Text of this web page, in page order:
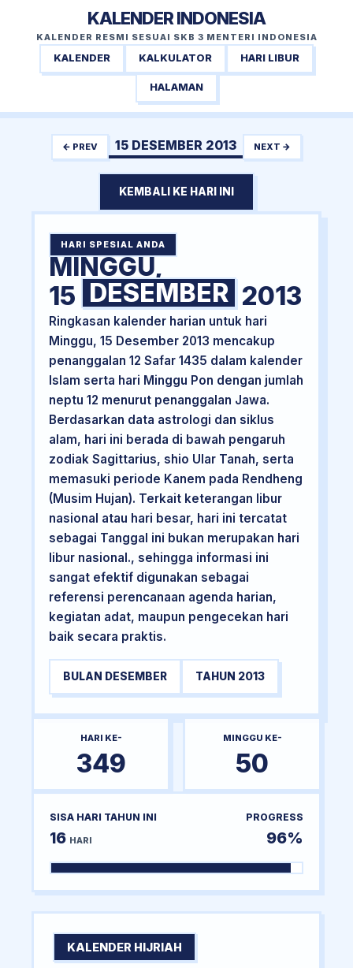
KALENDER INDONESIA
KALENDER RESMI SESUAI SKB 3 MENTERI INDONESIA
KALENDER KALKULATOR HARI LIBUR
HALAMAN
← PREV 15 DESEMBER 2013 NEXT →
KEMBALI KE HARI INI
HARI SPESIAL ANDA
MINGGU,
15 DESEMBER 2013
Ringkasan kalender harian untuk hari
Minggu, 15 Desember 2013 mencakup
penanggalan 12 Safar 1435 dalam kalender
Islam serta hari Minggu Pon dengan jumlah
neptu 12 menurut penanggalan Jawa.
Berdasarkan data astrologi dan siklus
alam, hari ini berada di bawah pengaruh
zodiak Sagittarius, shio Ular Tanah, serta
memasuki periode Kanem pada Rendheng
(Musim Hujan). Terkait keterangan libur
nasional atau hari besar, hari ini tercatat
sebagai Tanggal ini bukan merupakan hari
libur nasional., sehingga informasi ini
sangat efektif digunakan sebagai
referensi perencanaan agenda harian,
kegiatan adat, maupun pengecekan hari
baik secara praktis.
BULAN DESEMBER TAHUN 2013
HARI KE-
349
MINGGU KE-
50
SISA HARI TAHUN INI
16 HARI
PROGRESS
96%
KALENDER HIJRIAH